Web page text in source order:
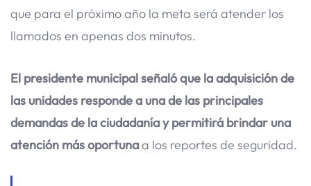
que para el próximo año la meta será atender los
llamados en apenas dos minutos.
El presidente municipal señaló que la adquisición de
las unidades responde a una de las principales
demandas de la ciudadanía y permitirá brindar una
atención más oportunaa los reportes de seguridad.